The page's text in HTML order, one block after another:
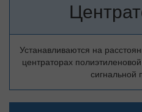
Устанавливаются на
центраторах
сигнальной